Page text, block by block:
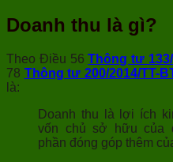
Doanh thu là gì?
Theo Điều 56Thông tư
78 Thông tư 200/2014/TT-
là:
Doanh thu là lợi ích
vốn chủ sở hữu của
phần đóng góp thêm